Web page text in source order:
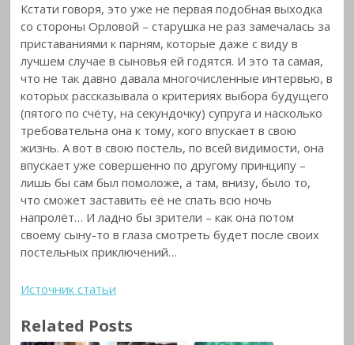
Кстати говоря, это уже не первая подобная выходка
со стороны Орловой – старушка не раз замечалась за
приставаниями к парням, которые даже с виду в
лучшем случае в сыновья ей годятся. И это та самая,
что не так давно давала многочисленные интервью, в
которых рассказывала о критериях выбора будущего
(пятого по счёту, на секундочку) супруга и насколько
требовательна она к тому, кого впускает в свою
жизнь. А вот в свою постель, по всей видимости, она
впускает уже совершенно по другому принципу –
лишь бы сам был помоложе, а там, внизу, было то,
что сможет заставить её не спать всю ночь
напролёт… И ладно бы зрители – как она потом
своему сыну-то в глаза смотреть будет после своих
постельных приключений…
Источник статьи
Related Posts